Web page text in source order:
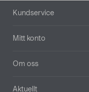
Sidfot
Kundservice
Mitt konto
Om oss
Aktuellt